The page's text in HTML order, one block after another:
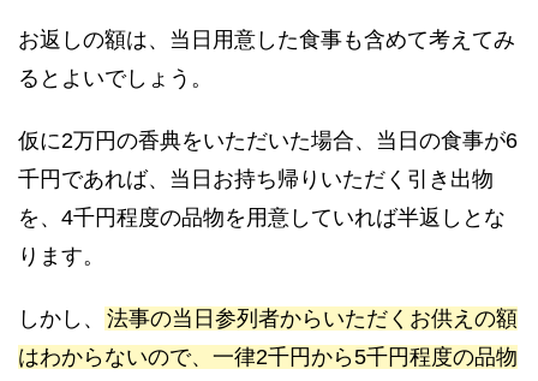
お返しの額は、当日用意した食事も含めて考えてみ
るとよいでしょう。
仮に2万円の香典をいただいた場合、当日の食事が6
千円であれば、当日お持ち帰りいただく引き出物
を、4千円程度の品物を用意していれば半返しとな
ります。
しかし、 法事の当日参列者からいただくお供えの額
はわからないので、一律2千円から5千円程度の品物